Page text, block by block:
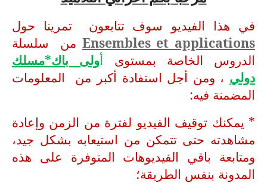
في هذا الفيديو سوف تتابعون تمرينا حول
Ensembles et applications من سلسلة
الدروس الخاصة بمستوى أولى باك*مسلك
دولي ، ومن أجل استفادة أكبر من المعلومات
المضمنة فيه:
* يمكنك توقيف الفيديو لفترة من الزمن وإعادة
مشاهدته حتى تتمكن من استيعابه بشكل جيد،
ومتابعة باقي الفيديوهات المتوفرة على هذه
المدونة بنفس الطريقة؛